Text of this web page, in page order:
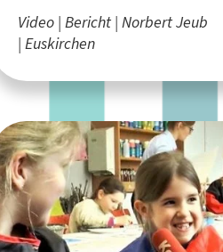
Video Bericht Norbert Jeub
Euskirchen